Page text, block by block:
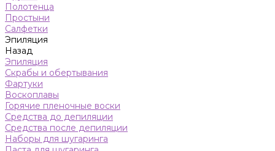
Полотенца
Простыни
Салфетки
Эпиляция
Назад
Эпиляция
Скрабы и обертывания
Фартуки
Воскоплавы
Горячие пленочные воски
Средства до депиляции
Средства после депиляции
Наборы для шугаринга